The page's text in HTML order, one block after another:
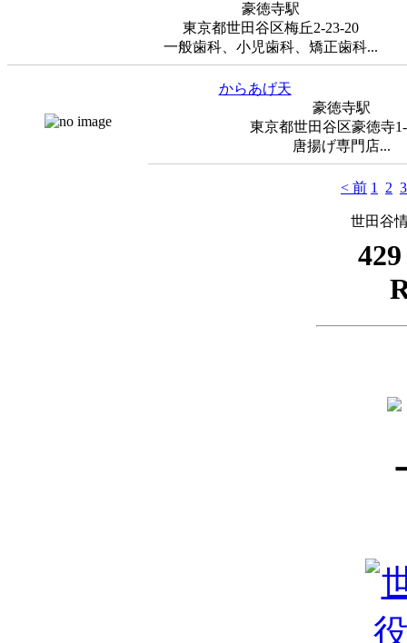
豪徳寺駅
東京都世田谷区梅丘2-23-20
一般歯科、小児歯科、矯正歯科...
からあげ天
豪徳寺駅
東京都世田谷区豪徳寺
唐揚げ専門店...
< 前 1 2 3
世田谷